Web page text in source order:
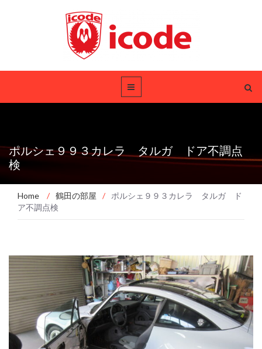
ポルシェ９９３カレラ タルガ ドア不調点
検
Home / 鶴田の部屋 /
ポルシェ９９３カレラ タルガ ド
ア不調点検